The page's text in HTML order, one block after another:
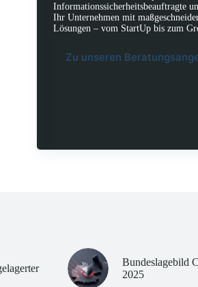
Informationssicherheitsbeauftragte
Ihr Unternehmen mit
Lösungen – vom StartUp bis zum
Zu unseren
Bundeslagebild
2025